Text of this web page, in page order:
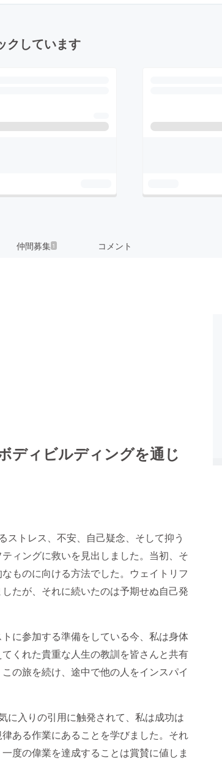
クしています
仲間募集 1 コメント
ディビルディングを通じ
トレス、不安、自己疑念、そして抑う
ィングに救いを見出しました。当初、そ
ものに向ける方法でした。ウェイトリフ
たが、それに続いたのは予期せぬ自己発
に参加する準備をしている今、私は身体
くれた貴重な人生の教訓を皆さんと共有
の旅を続け、途中で他の人をインスパイ
に入りの引用に触発されて、私は成功は
ある作業にあることを学びました。それ
度の偉業を達成することは賞賛に値しま